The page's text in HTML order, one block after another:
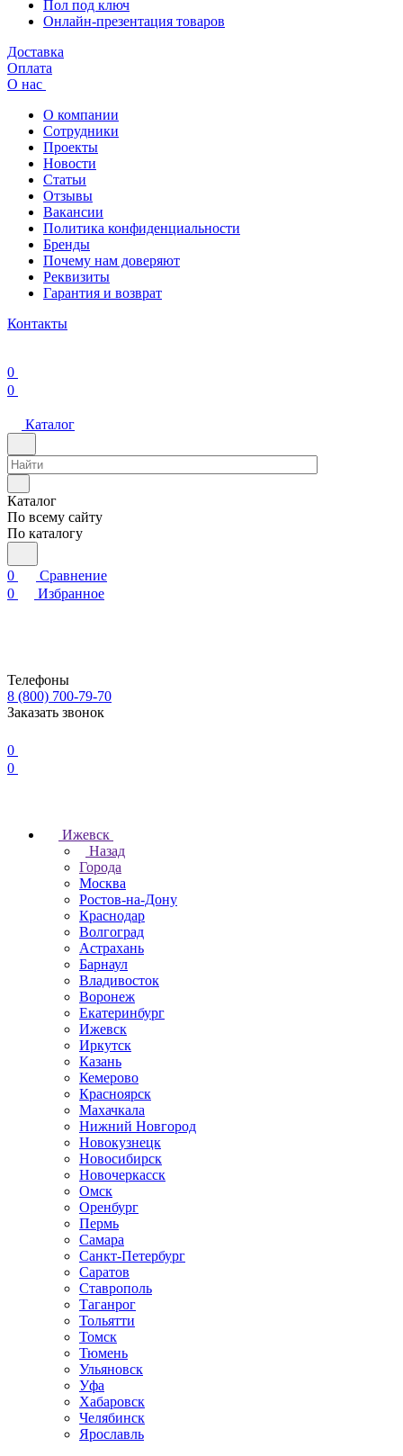
Пол под ключ
Онлайн-презентация товаров
Доставка
Оплата
О нас
О компании
Сотрудники
Проекты
Новости
Статьи
Отзывы
Вакансии
Политика конфиденциальности
Бренды
Почему нам доверяют
Реквизиты
Гарантия и возврат
Контакты
0
0
Каталог
Каталог
По всему сайту
По каталогу
0
Сравнение
0
Избранное
Телефоны
8 (800) 700-79-70
Заказать звонок
0
0
Ижевск
Назад
Города
Москва
Ростов-на-Дону
Краснодар
Волгоград
Астрахань
Барнаул
Владивосток
Воронеж
Екатеринбург
Ижевск
Иркутск
Казань
Кемерово
Красноярск
Махачкала
Нижний Новгород
Новокузнецк
Новосибирск
Новочеркаcск
Омск
Оренбург
Пермь
Самара
Санкт-Петербург
Саратов
Ставрополь
Таганрог
Тольятти
Томск
Тюмень
Ульяновск
Уфа
Хабаровск
Челябинск
Ярославль